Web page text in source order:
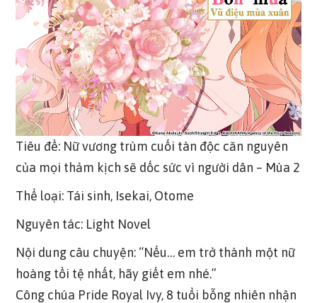
Tiêu đề: Nữ vương trùm cuối tàn độc căn nguyên
của mọi thảm kịch sẽ dốc sức vì người dân – Mùa 2
Thể loại: Tái sinh, Isekai, Otome
Nguyên tác: Light Novel
Nội dung câu chuyện: “Nếu… em trở thành một nữ
hoàng tồi tệ nhất, hãy giết em nhé.”
Công chúa Pride Royal Ivy, 8 tuổi bỗng nhiên nhận